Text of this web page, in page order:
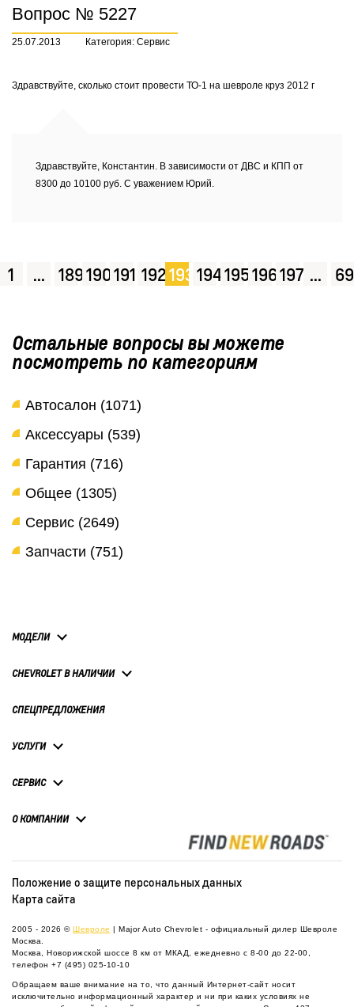
Вопрос № 5227
25.07.2013 Категория: Сервис
Здравствуйте, сколько стоит провести ТО-1 на шевроле круз 2012 г
Здравствуйте, Константин. В зависимости от ДВС и КПП от
8300 до 10100 руб. С уважением Юрий.
1 ... 189190191 192193 194195196197 ...
Остальные вопросы вы можете
посмотреть по категориям
Автосалон (1071)
Аксессуары (539)
Гарантия (716)
Общее (1305)
Сервис (2649)
Запчасти (751)
МОДЕЛИ
CHEVROLET В НАЛИЧИИ
СПЕЦПРЕДЛОЖЕНИЯ
УСЛУГИ
СЕРВИС
О КОМПАНИИ
Положение о защите персональных данных
Карта сайта
2005 - 2026 © Шевроле | Major Auto Chevrolet - официальный дилер Шевроле
Москва.
Москва, Новорижской шоссе 8 км от МКАД, ежедневно с 8-00 до 22-00,
телефон +7 (495) 025-10-10
Обращаем ваше внимание на то, что данный Интернет-сайт носит
исключительно информационный характер и ни при каких условиях не